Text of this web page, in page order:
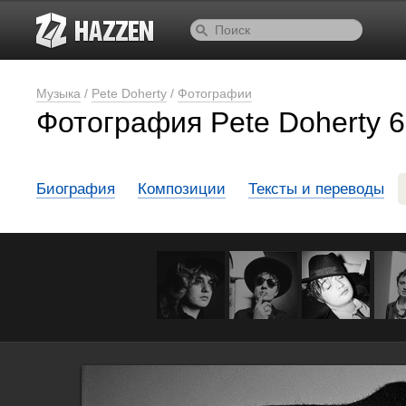
Музыка / Pete Doherty / Фотографии
Фотография Pete Doherty
Биография Композиции Тексты и переводы